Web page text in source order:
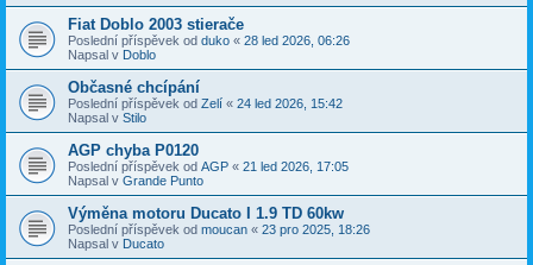
Fiat Doblo 2003 stierače
Poslední příspěvek od duko « 28 led 2026, 06:26
Napsal v Doblo
Občasné chcípání
Poslední příspěvek od Zelí « 24 led 2026, 15:42
Napsal v Stilo
AGP chyba P0120
Poslední příspěvek od AGP « 21 led 2026, 17:05
Napsal v Grande Punto
Výměna motoru Ducato I 1.9 TD 60kw
Poslední příspěvek od moucan « 23 pro 2025, 18:26
Napsal v Ducato